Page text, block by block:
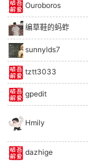
Ouroboros
编草鞋的蚂蚱
sunnylds7
tztt3033
gpedit
Hmily
dazhige